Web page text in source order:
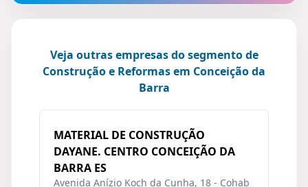
Veja outras empresas do segmento de
Construção e Reformas em Conceição da
Barra
MATERIAL DE CONSTRUÇÃO
DAYANE. CENTRO CONCEIÇÃO DA
BARRA ES
Avenida Anízio Koch da Cunha, 18 - Cohab